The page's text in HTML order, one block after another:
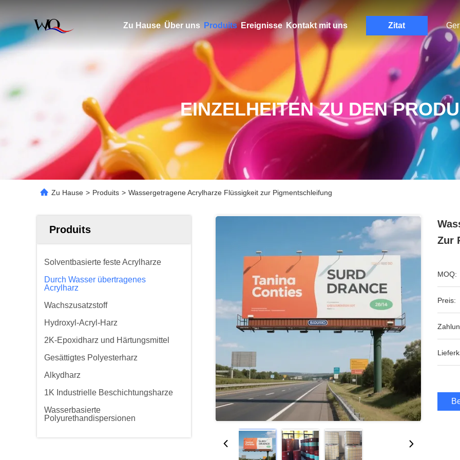
Zu Hause Über uns Produits Ereignisse Kontakt mit uns Zitat
EINZELHEITEN ZU DEN
Zu Hause > Produits > Wassergetragene Acrylharze Flüssigkeit zur Pigmentschleifung
Produits
Solventbasierte feste Acrylharze
Durch Wasser übertragenes
Acrylharz
Wachszusatzstoff
Hydroxyl-Acryl-Harz
2K-Epoxidharz und Härtungsmittel
Gesättigtes Polyesterharz
Alkydharz
1K Industrielle Beschichtungsharze
Wasserbasierte
Polyurethandispersionen
Zur
MOQ:
Preis: